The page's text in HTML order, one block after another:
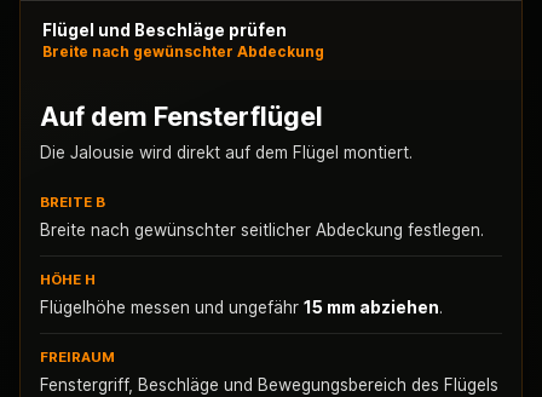
Flügel und Beschläge prüfen
Breite nach gewünschter Abdeckung
Auf dem Fensterflügel
Die Jalousie wird direkt auf dem Flügel montiert.
BREITE B
Breite nach gewünschter seitlicher Abdeckung festlegen.
HÖHE H
Flügelhöhe messen und ungefähr 15 mm abziehen.
FREIRAUM
Fenstergriff, Beschläge und Bewegungsbereich des Flügels